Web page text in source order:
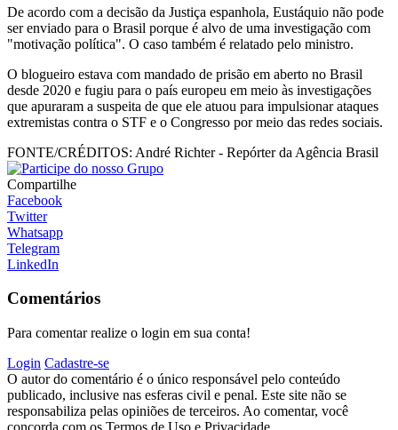
De acordo com a decisão da Justiça espanhola, Eustáquio não pode
ser enviado para o Brasil porque é alvo de uma investigação com
"motivação política". O caso também é relatado pelo ministro.
O blogueiro estava com mandado de prisão em aberto no Brasil
desde 2020 e fugiu para o país europeu em meio às investigações
que apuraram a suspeita de que ele atuou para impulsionar ataques
extremistas contra o STF e o Congresso por meio das redes sociais.
FONTE/CRÉDITOS: André Richter - Repórter da Agência Brasil
Compartilhe
Facebook
Twitter
Whatsapp
Telegram
LinkedIn
Comentários
Para comentar realize o login em sua conta!
Login Cadastre-se
O autor do comentário é o único responsável pelo conteúdo
publicado, inclusive nas esferas civil e penal. Este site não se
responsabiliza pelas opiniões de terceiros. Ao comentar, você